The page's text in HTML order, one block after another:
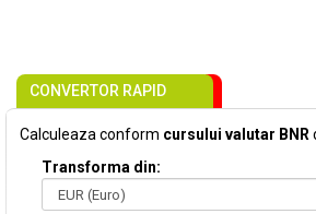
CONVERTOR RAPID
Calculeaza conform cursului valutar BNR
Transforma din: